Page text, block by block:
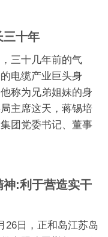
三十年
三十几年前的气
电缆产业巨头身
称为兄弟姐妹的身
主席这天，蒋锡培
团党委书记、董事
:利于营造实干
26日，正和岛江苏岛